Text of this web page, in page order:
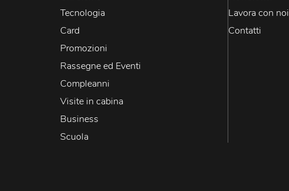
Tecnologia
Card
Promozioni
Rassegne ed Eventi
Compleanni
Visite in cabina
Business
Scuola
Lavora con noi
Contatti